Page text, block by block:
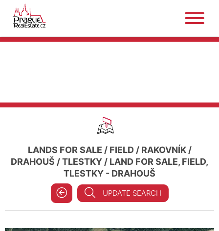
LANDS FOR SALE / FIELD/ RAKOVNÍK/
DRAHOUŠ /TLESTKY / LAND FOR SALE, FIELD,
TLESTKY - DRAHOUŠ
UPDATE SEARCH